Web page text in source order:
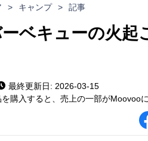
> キャンプ > 記事
ーベキューの火
最終更新日: 2026-03-15
購入すると、売上の一部がMoovoo